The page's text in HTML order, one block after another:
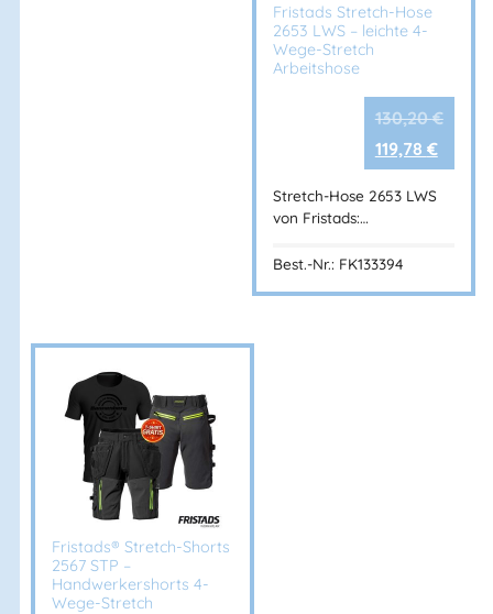
Fristads Stretch-Hose
2653 LWS – leichte 4-
Wege-Stretch
Arbeitshose
130,20€
119,78 €
Stretch-Hose 2653 LWS
von Fristads:…
Best.-Nr.: FK133394
Fristads® Stretch-Shorts
2567 STP –
Handwerkershorts 4-
Wege-Stretch